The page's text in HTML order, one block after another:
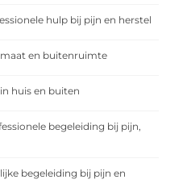
hulp bij pijn en herstel
en buitenruimte
huis en buiten
begeleiding bij pijn,
begeleiding bij pijn en